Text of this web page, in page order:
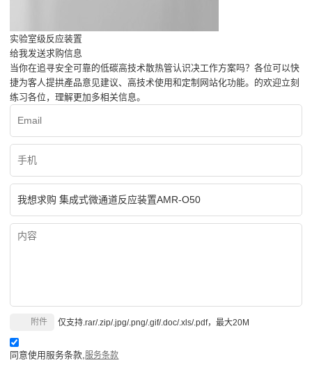
实验室级反应装置
给我发送求购信息
当你在追寻安全可靠的低碳高技术散热管认识决工作方案吗？各位可以快
捷为客人提拱產品意见建议、高技术使用和定制网站化功能。的欢迎立刻
练习各位，理解更加多相关信息。
仅支持.rar/.zip/.jpg/.png/.gif/.doc/.xls/.pdf，最大20M
附件
同意使用服务条款,服务条款